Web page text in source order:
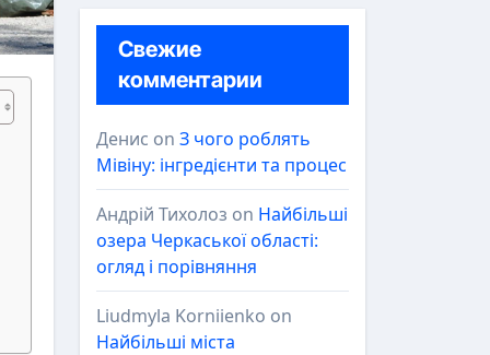
Свежие
комментарии
Денис on З чого роблять
Мівіну: інгредієнти та процес
Андрій Тихолоз on Найбільші
озера Черкаської області:
огляд і порівняння
Liudmyla Korniienko on
Найбільші міста